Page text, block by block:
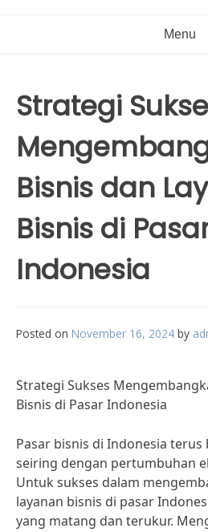
Menu
Strategi
Bisnis dan
Bisnis di
Indonesia
Posted on November 16, 2024 by
Strategi Sukses
Bisnis di Pasar Indonesia
Pasar bisnis di Indonesia
seiring dengan pertumbuhan
Untuk sukses dalam
layanan bisnis di pasar
yang matang dan terukur.